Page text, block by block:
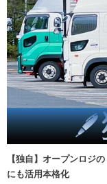
【独自】オープンロジ
にも活用本格化